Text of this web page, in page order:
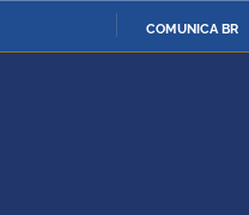
COMUNICA BR
Ministério da Defesa